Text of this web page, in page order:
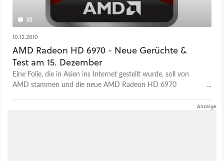
22
10.12.2010
AMD Radeon HD 6970 - Neue Gerüchte &
Test am 15. Dezember
Eine Folie, die in Asien ins Internet gestellt wurde, soll von
AMD stammen und die neue AMD Radeon HD 6970